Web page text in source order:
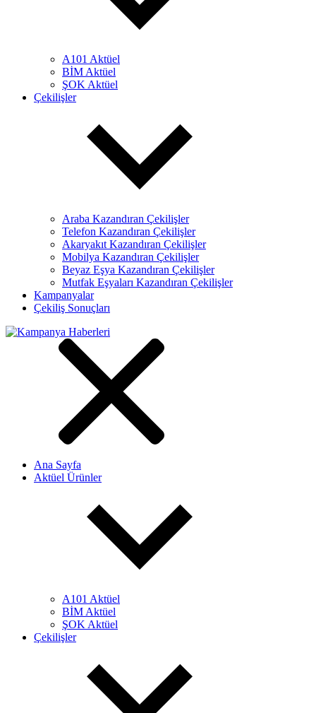
A101 Aktüel
BİM Aktüel
ŞOK Aktüel
Çekilişler
Araba Kazandıran Çekilişler
Telefon Kazandıran Çekilişler
Akaryakıt Kazandıran Çekilişler
Mobilya Kazandıran Çekilişler
Beyaz Eşya Kazandıran Çekilişler
Mutfak Eşyaları Kazandıran Çekilişler
Kampanyalar
Çekiliş Sonuçları
Ana Sayfa
Aktüel Ürünler
A101 Aktüel
BİM Aktüel
ŞOK Aktüel
Çekilişler